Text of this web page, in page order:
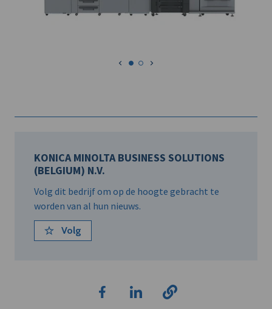
KONICA MINOLTA BUSINESS SOLUTIONS
(BELGIUM) N.V.
Volg dit bedrijf om op de hoogte gebracht te
worden van al hun nieuws.
Volg